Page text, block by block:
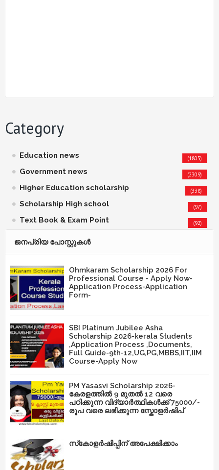
Category
Education news (1805)
Government news (2309)
Higher Education scholarship (338)
Scholarship High school (97)
Text Book & Exam Point (92)
ജനപ്രിയ പോസ്റ്റുകള്‍‌
Ohmkaram Scholarship 2026 For
Professional Course - Apply Now-
Application Process-Application
Form-
SBI Platinum Jubilee Asha
Scholarship 2026-kerala Students
,Application Process ,Documents,
Full Guide-9th-12,UG,PG,MBBS,IIT,IIM
Course-Apply Now
PM Yasasvi Scholarship 2026-
കേരളത്തിൽ 9 മുതൽ 12 വരെ
പഠിക്കുന്ന വിദ്യാർത്ഥികൾക്ക് 75000/-
രൂപ വരെ ലഭിക്കുന്ന സ്കോളർഷിപ്
സ്‌കോളർഷിപ്പിന് അപേക്ഷിക്കാം